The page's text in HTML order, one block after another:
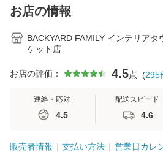
カバー 前 Keia＋
かわ
お店の情報
BACKYARD FAMILY インテリアタ
ケット店
お店の評価： 4.5点 (295
連絡・応対
4.5
配送スピード
4.6
販売者情報 支払い方法 営業日カレ